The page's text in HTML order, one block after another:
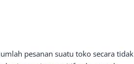
pesanan suatu toko secara tidak